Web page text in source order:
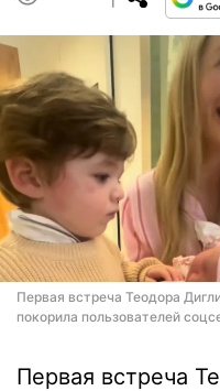
Первая встреча Теодора
покорила пользователей
Первая встреча